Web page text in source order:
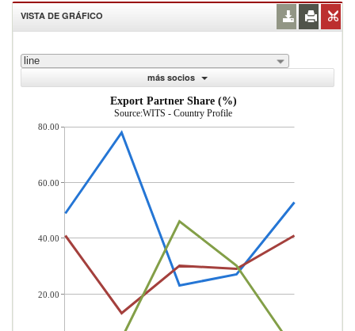
VISTA DE GRÁFICO
line
más socios
Export Partner Share (%)
Source:WITS - Country Profile
80.00
60.00
40.00
20.00